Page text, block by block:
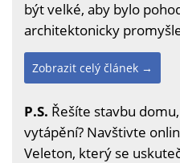
být velké, aby bylo
architektonicky
Zobrazit celý článek →
P.S. Řešíte stavbu
vytápění? Navštivte
Veleton, který se